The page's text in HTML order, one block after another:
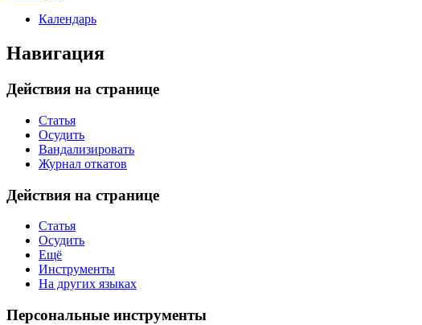
Календарь
Навигация
Действия на странице
Статья
Осудить
Вандализировать
Журнал откатов
Действия на странице
Статья
Осудить
Ещё
Инструменты
На других языках
Персональные инструменты